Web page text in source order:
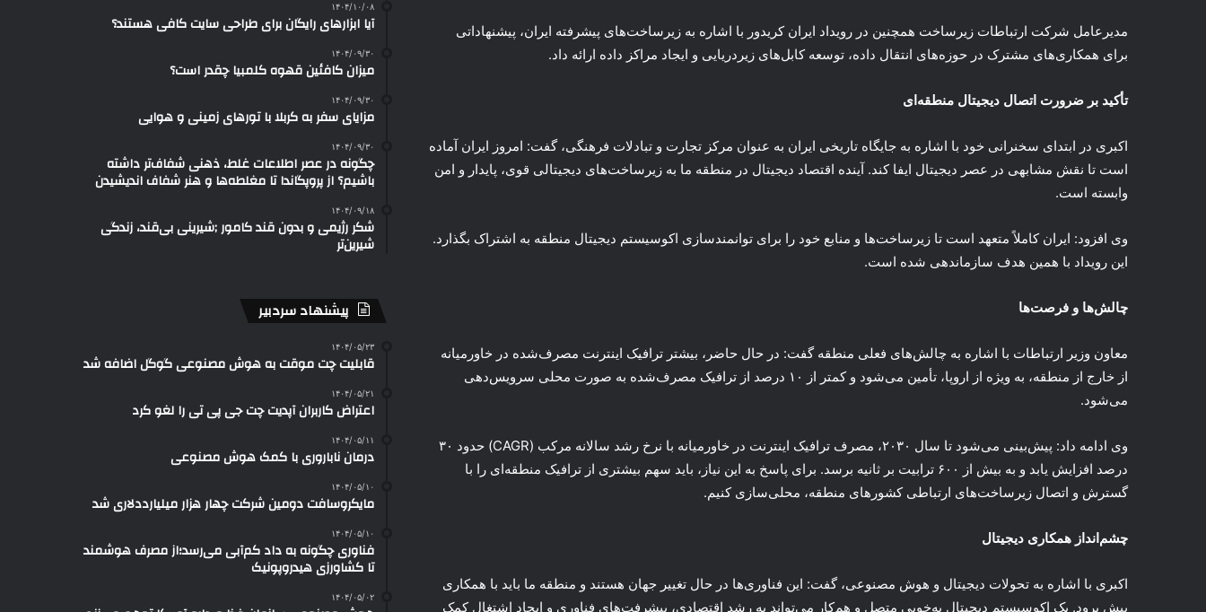
مدیرعامل شرکت ارتباطات زیرساخت همچنین در رویداد ایران کریدور با اشاره به زیرساخت‌های پیشرفته ایران، پیشنهاداتی
برای همکاری‌های مشترک در حوزه‌های انتقال داده، توسعه کابل‌های زیردریایی و ایجاد مراکز داده ارائه داد.
تأکید بر ضرورت اتصال دیجیتال منطقه‌ای
اکبری در ابتدای سخنرانی خود با اشاره به جایگاه تاریخی ایران به عنوان مرکز تجارت و تبادلات فرهنگی، گفت: امروز ایران آماده
است تا نقش مشابهی در عصر دیجیتال ایفا کند. آینده اقتصاد دیجیتال در منطقه ما به زیرساخت‌های دیجیتالی قوی، پایدار و امن
وابسته است.
وی افزود: ایران کاملاً متعهد است تا زیرساخت‌ها و منابع خود را برای توانمندسازی اکوسیستم دیجیتال منطقه به اشتراک بگذارد.
این رویداد با همین هدف سازماندهی شده است.
چالش‌ها و فرصت‌ها
معاون وزیر ارتباطات با اشاره به چالش‌های فعلی منطقه گفت: در حال حاضر، بیشتر ترافیک اینترنت مصرف‌شده در خاورمیانه
از خارج از منطقه، به ویژه از اروپا، تأمین می‌شود و کمتر از ۱۰ درصد از ترافیک مصرف‌شده به صورت محلی سرویس‌دهی
می‌شود.
وی ادامه داد: پیش‌بینی می‌شود تا سال ۲۰۳۰، مصرف ترافیک اینترنت در خاورمیانه با نرخ رشد سالانه مرکب (CAGR) حدود ۳۰
درصد افزایش یابد و به بیش از ۶۰۰ ترابیت بر ثانیه برسد. برای پاسخ به این نیاز، باید سهم بیشتری از ترافیک منطقه‌ای را با
گسترش و اتصال زیرساخت‌های ارتباطی کشورهای منطقه، محلی‌سازی کنیم.
چشم‌انداز همکاری دیجیتال
اکبری با اشاره به تحولات دیجیتال و هوش مصنوعی، گفت: این فناوری‌ها در حال تغییر جهان هستند و منطقه ما باید با همکاری
پیش برود. یک اکوسیستم دیجیتال به‌خوبی متصل و هم‌کار می‌تواند به رشد اقتصادی، پیشرفت‌های فناوری و ایجاد اشتغال کمک
۱۴۰۴/۱۰/۰۸
آیا ابزارهای رایگان برای طراحی سایت کافی هستند؟
۱۴۰۴/۰۹/۳۰
میزان کافئین قهوه کلمبیا چقدر است؟
۱۴۰۴/۰۹/۳۰
مزایای سفر به کربلا با تورهای زمینی و هوایی
۱۴۰۴/۰۹/۳۰
چگونه در عصر اطلاعات غلط، ذهنی شفاف‌تر داشته
باشیم؟ از پروپگاندا تا مغلطه‌ها و هنر شفاف اندیشیدن
۱۴۰۴/۰۹/۱۸
شکر رژیمی و بدون قند کامور ;شیرینی بی‌قند، زندگی
شیرین‌تر
پیشنهاد سردبیر
۱۴۰۴/۰۵/۲۳
قابلیت چت موقت به هوش مصنوعی گوگل اضافه شد
۱۴۰۴/۰۵/۲۱
اعتراض کاربران آپدیت چت جی پی تی را لغو کرد
۱۴۰۴/۰۵/۱۱
درمان ناباروری با کمک هوش مصنوعی
۱۴۰۴/۰۵/۱۰
مایکروسافت دومین شرکت چهار هزار میلیارددلاری شد
۱۴۰۴/۰۵/۱۰
فناوری چگونه به داد کم‌آبی می‌رسد؛از مصرف هوشمند
تا کشاورزی هیدروپونیک
۱۴۰۴/۰۵/۰۲